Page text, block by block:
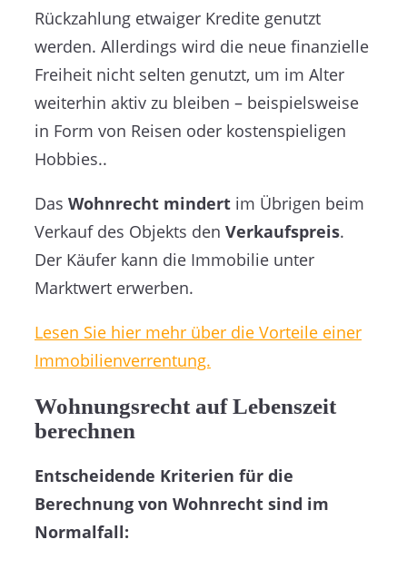
Rückzahlung etwaiger Kredite genutzt
werden. Allerdings wird die neue finanzielle
Freiheit nicht selten genutzt, um im Alter
weiterhin aktiv zu bleiben – beispielsweise
in Form von Reisen oder kostenspieligen
Hobbies..
Das Wohnrecht mindert im Übrigen beim
Verkauf des Objekts den Verkaufspreis.
Der Käufer kann die Immobilie unter
Marktwert erwerben.
Lesen Sie hier mehr über die Vorteile einer
Immobilienverrentung.
Wohnungsrecht auf Lebenszeit
berechnen
Entscheidende Kriterien für die
Berechnung von Wohnrecht sind im
Normalfall: